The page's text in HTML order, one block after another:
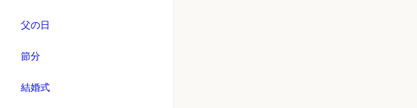
父の日
節分
結婚式